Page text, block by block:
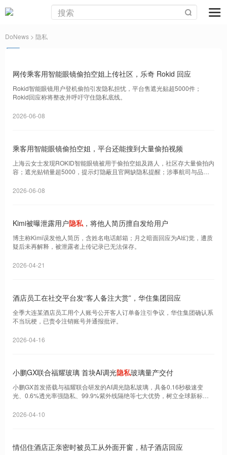
DoNews > 隐私
网传乘客用智能眼镜偷拍空姐上传社区，乐奇 Rokid 回应
Rokid智能眼镜用户登机偷拍引发隐私担忧，平台售遮光贴超5000件；
Rokid回应称将整改并呼吁守住隐私底线。
2026-06-08
乘客用智能眼镜偷拍空姐，平台还能搜到大量偷拍视频
上海云女士发现ROKID智能眼镜被用于偷拍空姐及路人，社区存大量偷拍内
容；遮光贴销量超5000，提示灯隐蔽且官网缺隐私提醒；涉事航司与品牌
2026-06-08
Kimi被曝泄露用户隐私，将他人简历擅自发给用户
博主称Kimi误发他人简历，含姓名电话邮箱；月之暗面回应为AI幻觉，遭质
疑后未再解释，被泄露者上传记录已无法保存。
2026-04-21
酒店员工在社交平台发“客人备注大赏”，华住集团回应
全季大连某酒店员工用个人账号公开客人订单备注引争议，华住集团确认系
不当玩梗，已责令注销账号并通报批评。
2026-04-16
小鹏GX联合福耀玻璃 首块AI调光隐私玻璃量产交付
小鹏GX首发搭载与福耀联合研发的AI调光隐私玻璃，具备0.16秒极速变
光、0.6%透光率强隐私、99.9%紫外线隔绝等七大优势，树立全球新标
2026-04-10
情侣住酒店正亲密时被员工从外面开窗，桔子酒店回应